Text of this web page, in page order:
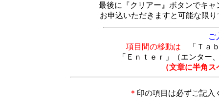
最後に『クリアー』ボタンでキ
お申込いただきますと可能な限
ご
項目間の移動は
「Ｔａ
「Ｅｎｔｅｒ」（エンター
（文章に半角
＊ 印の項目は必ずご記入